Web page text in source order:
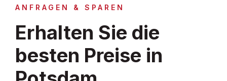
ANFRAGEN & SPAREN
Erhalten Sie die
besten Preise in